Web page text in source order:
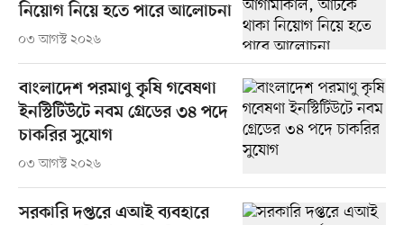
নিয়োগ নিয়ে হতে পারে আলোচনা
০৩ আগস্ট ২০২৬
বাংলাদেশ পরমাণু কৃষি গবেষণা
ইনস্টিটিউটে নবম গ্রেডের ৩৪ পদে
চাকরির সুযোগ
০৩ আগস্ট ২০২৬
সরকারি দপ্তরে এআই ব্যবহারে